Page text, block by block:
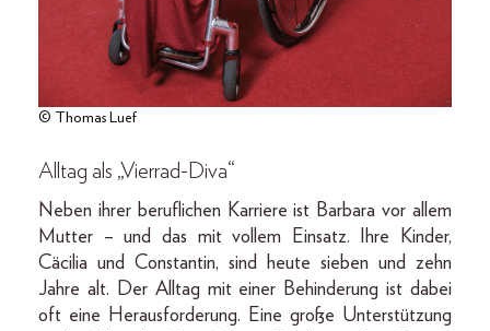
© Thomas Luef
Alltag als „Vierrad-Diva“
Neben ihrer beruflichen Karriere ist Barbara vor allem
Mutter – und das mit vollem Einsatz. Ihre Kinder,
Cäcilia und Constantin, sind heute sieben und zehn
Jahre alt. Der Alltag mit einer Behinderung ist dabei
oft eine Herausforderung. Eine große Unterstützung